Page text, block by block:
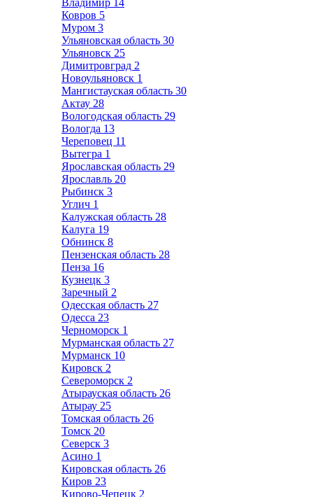
Владимир 14
Ковров 5
Муром 3
Ульяновская область 30
Ульяновск 25
Димитровград 2
Новоульяновск 1
Мангистауская область 30
Актау 28
Вологодская область 29
Вологда 13
Череповец 11
Вытегра 1
Ярославская область 29
Ярославль 20
Рыбинск 3
Углич 1
Калужская область 28
Калуга 19
Обнинск 8
Пензенская область 28
Пенза 16
Кузнецк 3
Заречный 2
Одесская область 27
Одесса 23
Черноморск 1
Мурманская область 27
Мурманск 10
Кировск 2
Североморск 2
Атырауская область 26
Атырау 25
Томская область 26
Томск 20
Северск 3
Асино 1
Кировская область 26
Киров 23
Кирово-Чепецк 2